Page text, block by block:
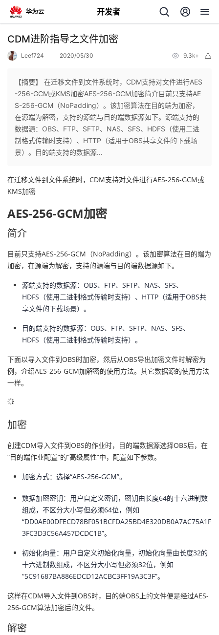
开发者
返
个
人
页
我
开
发
者
我
的
博
客
我
的
论
我
的
子
我
直
的
动
我
关
注
的
开
发
者
学
我
课
的
证
我
实
验
的
收
藏
我
的
Programs
我
的
支
持
我
的
术
持
我
云
建
议
CDM进阶指导之文件加密
Leef724 2020/05/30 9.3k+
【摘要】 在迁移文件到文件系统时，CDM支持对文件进行AES
-256-GCM或KMS加密AES-256-GCM加密简介目前只支持AE
S-256-GCM（NoPadding）。该加密算法在目的端为加密，
在源端为解密，支持的源端与目的端数据源如下。源端支持的
数据源：OBS、FTP、SFTP、NAS、SFS、HDFS（使用二进
制格式传输时支持）、HTTP（适用于OBS共享文件的下载场
景）。目的端支持的数据源...
在迁移文件到文件系统时，CDM支持对文件进行AES-256-GCM或
KMS加密
AES-256-GCM加密
简介
目前只支持AES-256-GCM（NoPadding）。该加密算法在目的端为
加密，在源端为解密，支持的源端与目的端数据源如下。
源端支持的数据源：OBS、FTP、SFTP、NAS、SFS、
HDFS（使用二进制格式传输时支持）、HTTP（适用于OBS共
享文件的下载场景）。
目的端支持的数据源：OBS、FTP、SFTP、NAS、SFS、
HDFS（使用二进制格式传输时支持）。
下面以导入文件到OBS时加密，然后从OBS导出加密文件时解密为
例，介绍AES-256-GCM加解密的使用方法。其它数据源的使用方法
一样。
加密
创建CDM导入文件到OBS的作业时，目的端数据源选择OBS后，在
“目的端作业配置”的“高级属性”中，配置如下参数。
加密方式：选择“AES-256-GCM”。
数据加密密钥：用户自定义密钥，密钥由长度64的十六进制数
组成，不区分大小写但必须64位，例如
“DD0AE00DFECD78BF051BCFDA25BD4E320DB0A7AC75A1F
3FC3D3C56A457DCDC1B”。
初始化向量：用户自定义初始化向量，初始化向量由长度32的
十六进制数组成，不区分大小写但必须32位，例如
“5C91687BA886EDCD12ACBC3FF19A3C3F”。
这样在CDM导入文件到OBS时，目的端OBS上的文件便是经过AES-
256-GCM算法加密后的文件。
解密